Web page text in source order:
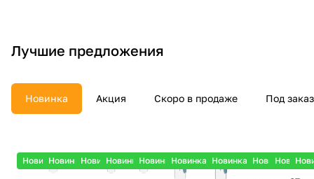
и
р
Лучшие предложения
Новинка Акция Скоро в продаже Под заказ
НовинкаНовинкаНовинкаНовинкаНовинкаНовинка Новинка НовинкаНовинка